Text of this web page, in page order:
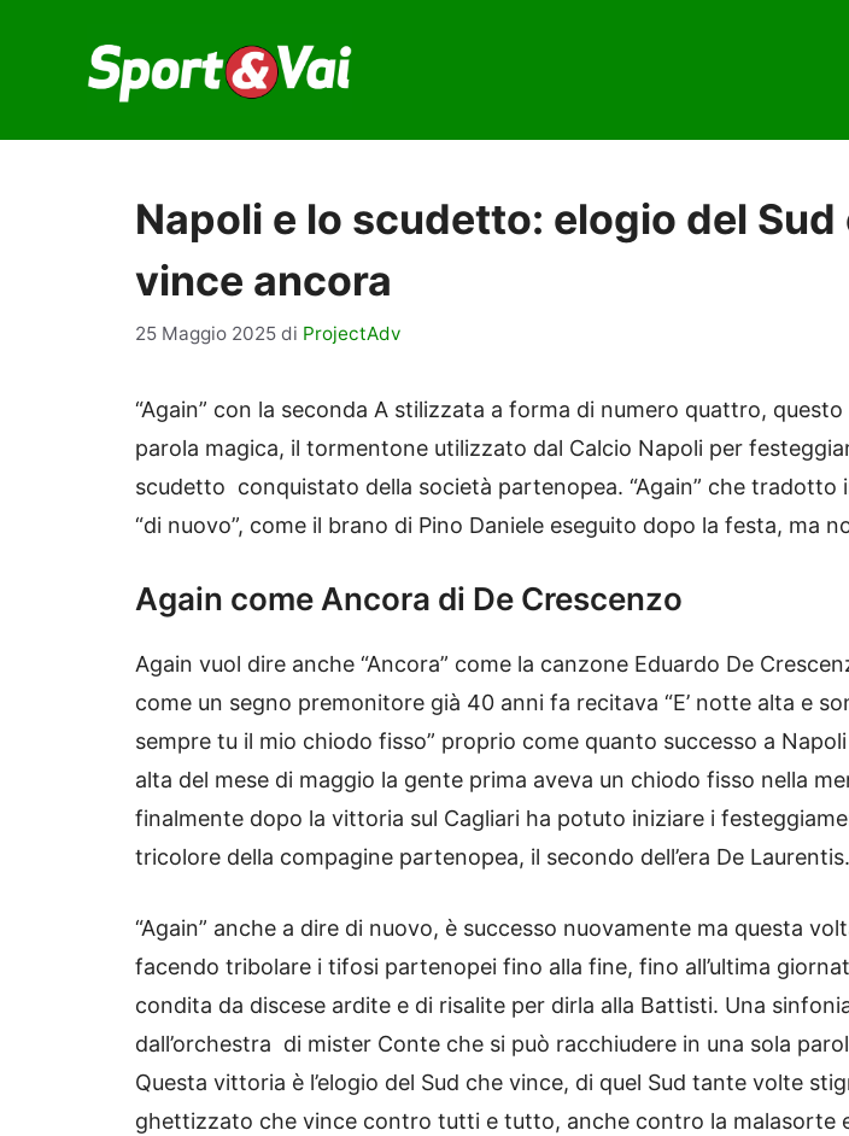
contenuto
Napoli e lo scudetto: elogio del Sud
vince ancora
25 Maggio 2025 di ProjectAdv
“Again” con la seconda A stilizzata a forma di numero quattro, questo
parola magica, il tormentone utilizzato dal Calcio Napoli per
scudetto conquistato della società partenopea. “Again” che tradotto
“di nuovo”, come il brano di Pino Daniele eseguito dopo la festa, ma
Again come Ancora di De Crescenzo
Again vuol dire anche “Ancora” come la canzone Eduardo De
come un segno premonitore già 40 anni fa recitava “E’ notte alta e
sempre tu il mio chiodo fisso” proprio come quanto successo a
alta del mese di maggio la gente prima aveva un chiodo fisso nella
finalmente dopo la vittoria sul Cagliari ha potuto iniziare i
tricolore della compagine partenopea, il secondo dell’era De Laurentis.
“Again” anche a dire di nuovo, è successo nuovamente ma questa
facendo tribolare i tifosi partenopei fino alla fine, fino all’ultima
condita da discese ardite e di risalite per dirla alla Battisti. Una
dall’orchestra di mister Conte che si può racchiudere in una sola
Questa vittoria è l’elogio del Sud che vince, di quel Sud tante volte
ghettizzato che vince contro tutti e tutto, anche contro la malasorte